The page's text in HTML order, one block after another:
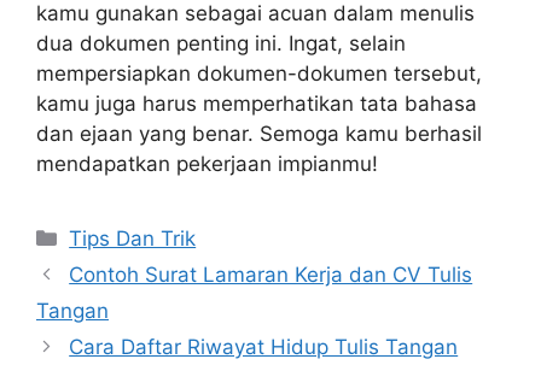
kamu gunakan sebagai acuan dalam menulis
dua dokumen penting ini. Ingat, selain
mempersiapkan dokumen-dokumen tersebut,
kamu juga harus memperhatikan tata bahasa
dan ejaan yang benar. Semoga kamu berhasil
mendapatkan pekerjaan impianmu!
Categories
Tips Dan Trik
Contoh Surat Lamaran Kerja dan CV Tulis
Tangan
Cara Daftar Riwayat Hidup Tulis Tangan